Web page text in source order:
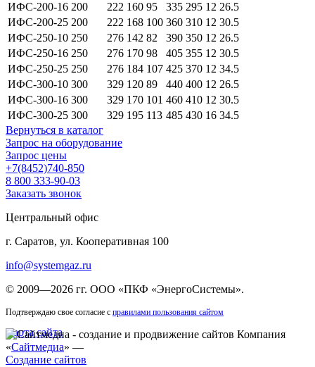
ИФС-200-16 200 222 160 95 335 295 12 26.5
ИФС-200-25 200 222 168 100 360 310 12 30.5
ИФС-250-10 250 276 142 82 390 350 12 26.5
ИФС-250-16 250 276 170 98 405 355 12 30.5
ИФС-250-25 250 276 184 107 425 370 12 34.5
ИФС-300-10 300 329 120 89 440 400 12 26.5
ИФС-300-16 300 329 170 101 460 410 12 30.5
ИФС-300-25 300 329 195 113 485 430 16 34.5
Вернуться в каталог
Запрос на оборудование
Запрос цены
+7(8452)740-850
8 800 333-90-03
Заказать звонок
Центральный офис
г. Саратов, ул. Кооперативная 100
info@systemgaz.ru
© 2009—2026 гг. ООО «ПКФ «ЭнергоСистемы».
Подтверждаю свое согласие с правилами пользования сайтом
Карта сайта
Компания
«Сайтмедиа» —
Создание сайтов